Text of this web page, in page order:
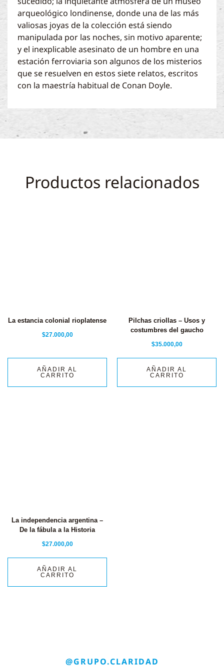
arqueológico londinense, donde una de las más
valiosas joyas de la colección está siendo
manipulada por las noches, sin motivo aparente;
y el inexplicable asesinato de un hombre en una
estación ferroviaria son algunos de los misterios
que se resuelven en estos siete relatos, escritos
con la maestría habitual de Conan Doyle.
Productos relacionados
La estancia colonial rioplatense
$27.000,00
AÑADIR AL
CARRITO
Pilchas criollas – Usos y
costumbres del gaucho
$35.000,00
AÑADIR AL
CARRITO
La independencia argentina –
De la fábula a la Historia
$27.000,00
AÑADIR AL
CARRITO
@GRUPO.CLARIDAD